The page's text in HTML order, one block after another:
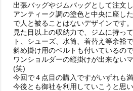
出張バッグやジムバッグとして注文し
アンティーク調の塗色と中央に座し
で人と被ることはないデザインです。
見た目以上の収納力で、ジムに持っ
ト、シューズ、水筒、着替え等余裕で
斜め掛け用のベルトも付いているの
ワンショルダーの縦掛けが出来ない
(笑)
今回で４点目の購入ですがいずれも
今後とも御社を利用していこうと思い